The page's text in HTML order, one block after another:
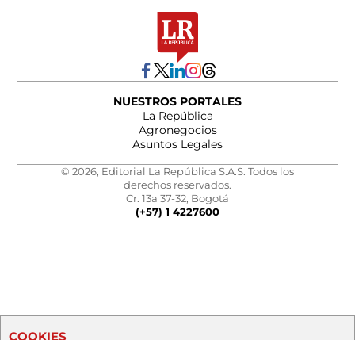
NUESTROS PORTALES
La República
Agronegocios
Asuntos Legales
© 2026, Editorial La República S.A.S. Todos los
derechos reservados.
Cr. 13a 37-32, Bogotá
(+57) 1 4227600
COOKIES